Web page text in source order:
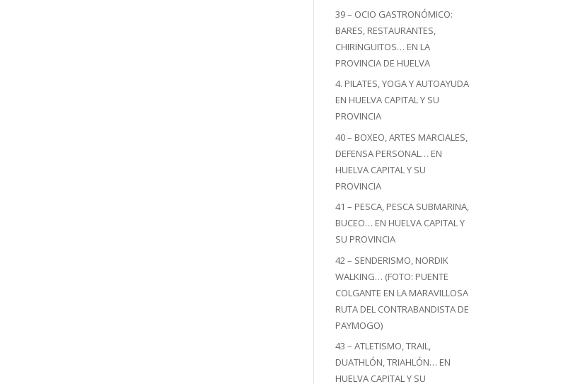
39 – OCIO GASTRONÓMICO:
BARES, RESTAURANTES,
CHIRINGUITOS… EN LA
PROVINCIA DE HUELVA
4. PILATES, YOGA Y AUTOAYUDA
EN HUELVA CAPITAL Y SU
PROVINCIA
40 – BOXEO, ARTES MARCIALES,
DEFENSA PERSONAL… EN
HUELVA CAPITAL Y SU
PROVINCIA
41 – PESCA, PESCA SUBMARINA,
BUCEO… EN HUELVA CAPITAL Y
SU PROVINCIA
42 – SENDERISMO, NORDIK
WALKING… (FOTO: PUENTE
COLGANTE EN LA MARAVILLOSA
RUTA DEL CONTRABANDISTA DE
PAYMOGO)
43 – ATLETISMO, TRAIL,
DUATHLÓN, TRIAHLÓN… EN
HUELVA CAPITAL Y SU